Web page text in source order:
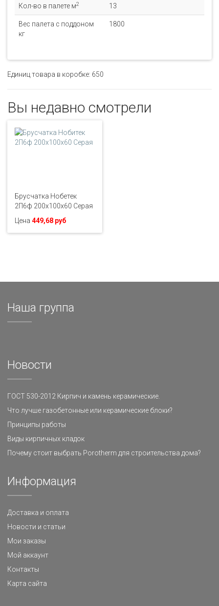
Кол-во в палете м2 13
Вес палета с поддоном
кг
1800
Единиц товара в коробке: 650
Вы недавно смотрели
Брусчатка Нобетек
2П6ф 200х100х60 Серая
Цена 449,68 руб
Наша группа
Новости
ГОСТ 530-2012 Кирпич и камень керамические.
Что лучше газобетонные или керамические блоки?
Принципы работы
Виды кирпичных кладок
Почему стоит выбрать Porotherm для строительства дома?
Информация
Доставка и оплата
Новости и статьи
Мои заказы
Мой аккаунт
Контакты
Карта сайта